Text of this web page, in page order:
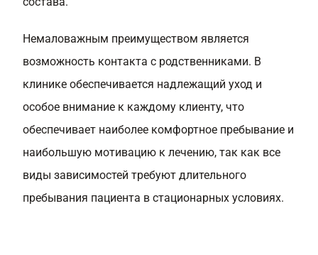
Немаловажным преимуществом является
возможность контакта с родственниками. В
клинике обеспечивается надлежащий уход и
особое внимание к каждому клиенту, что
обеспечивает наиболее комфортное пребывание и
наибольшую мотивацию к лечению, так как все
виды зависимостей требуют длительного
пребывания пациента в стационарных условиях.